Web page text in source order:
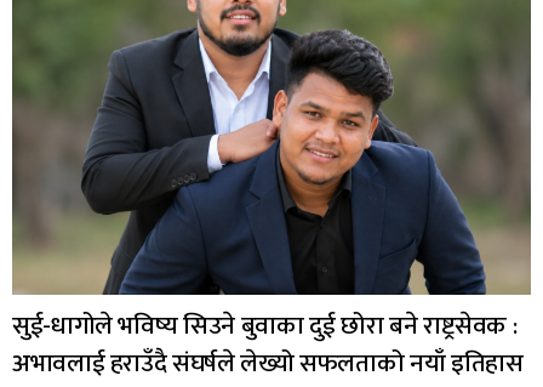
सुई-धागोले भविष्य सिउने बुवाका दुई छोरा बने राष्ट्रसेवक :
अभावलाई हराउँदै संघर्षले लेख्यो सफलताको नयाँ इतिहास